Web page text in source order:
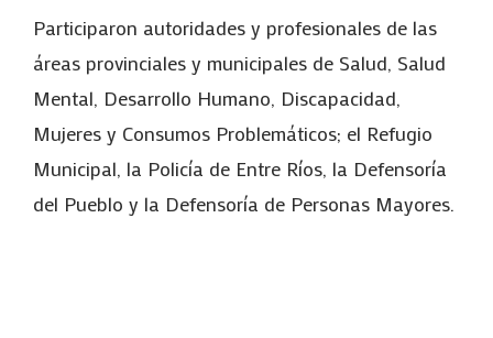
Participaron autoridades y profesionales de las
áreas provinciales y municipales de Salud, Salud
Mental, Desarrollo Humano, Discapacidad,
Mujeres y Consumos Problemáticos; el Refugio
Municipal, la Policía de Entre Ríos, la Defensoría
del Pueblo y la Defensoría de Personas Mayores.